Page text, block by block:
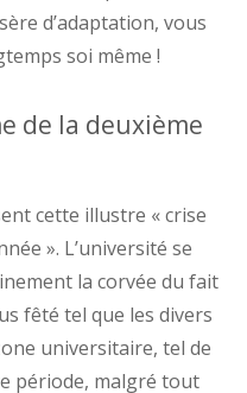
d’adaptation, vous
soi même !
de la deuxième
cette illustre « crise
». L’université se
la corvée du fait
fêté tel que les divers
universitaire, tel de
période, malgré tout